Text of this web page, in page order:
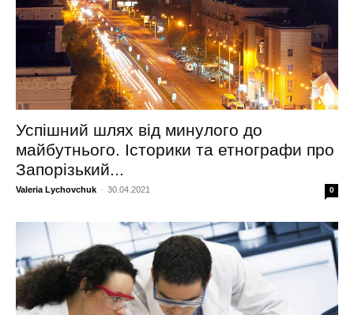
Успішний шлях від минулого до
майбутнього. Історики та етнографи про
Запорізький...
Valeria Lychovchuk - 30.04.2021 0